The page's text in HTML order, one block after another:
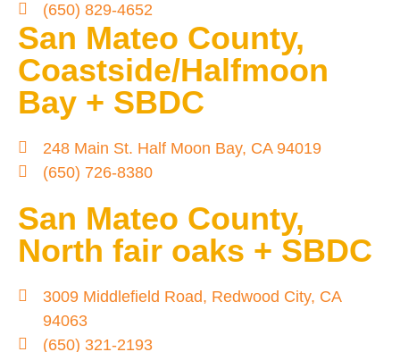
(650) 829-4652
San Mateo County,
Coastside/Halfmoon
Bay + SBDC
248 Main St. Half Moon Bay, CA 94019
(650) 726-8380
San Mateo County,
North fair oaks + SBDC
3009 Middlefield Road, Redwood City, CA
94063
(650) 321-2193